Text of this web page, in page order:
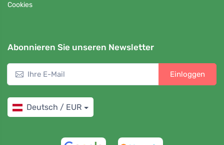
Cookies
Abonnieren Sie unseren Newsletter
Einloggen
Deutsch / EUR